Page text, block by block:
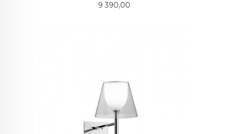
Pris
9 390,00